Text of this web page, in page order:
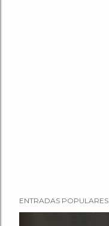
u
ENTRADAS POPULARES